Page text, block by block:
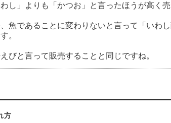
し」よりも「かつお」と言ったほうが高く
魚であることに変わりないと言って「いわ
。
びと言って販売することと同じですね。
方